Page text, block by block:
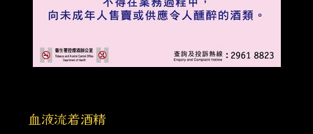
血液流着酒精